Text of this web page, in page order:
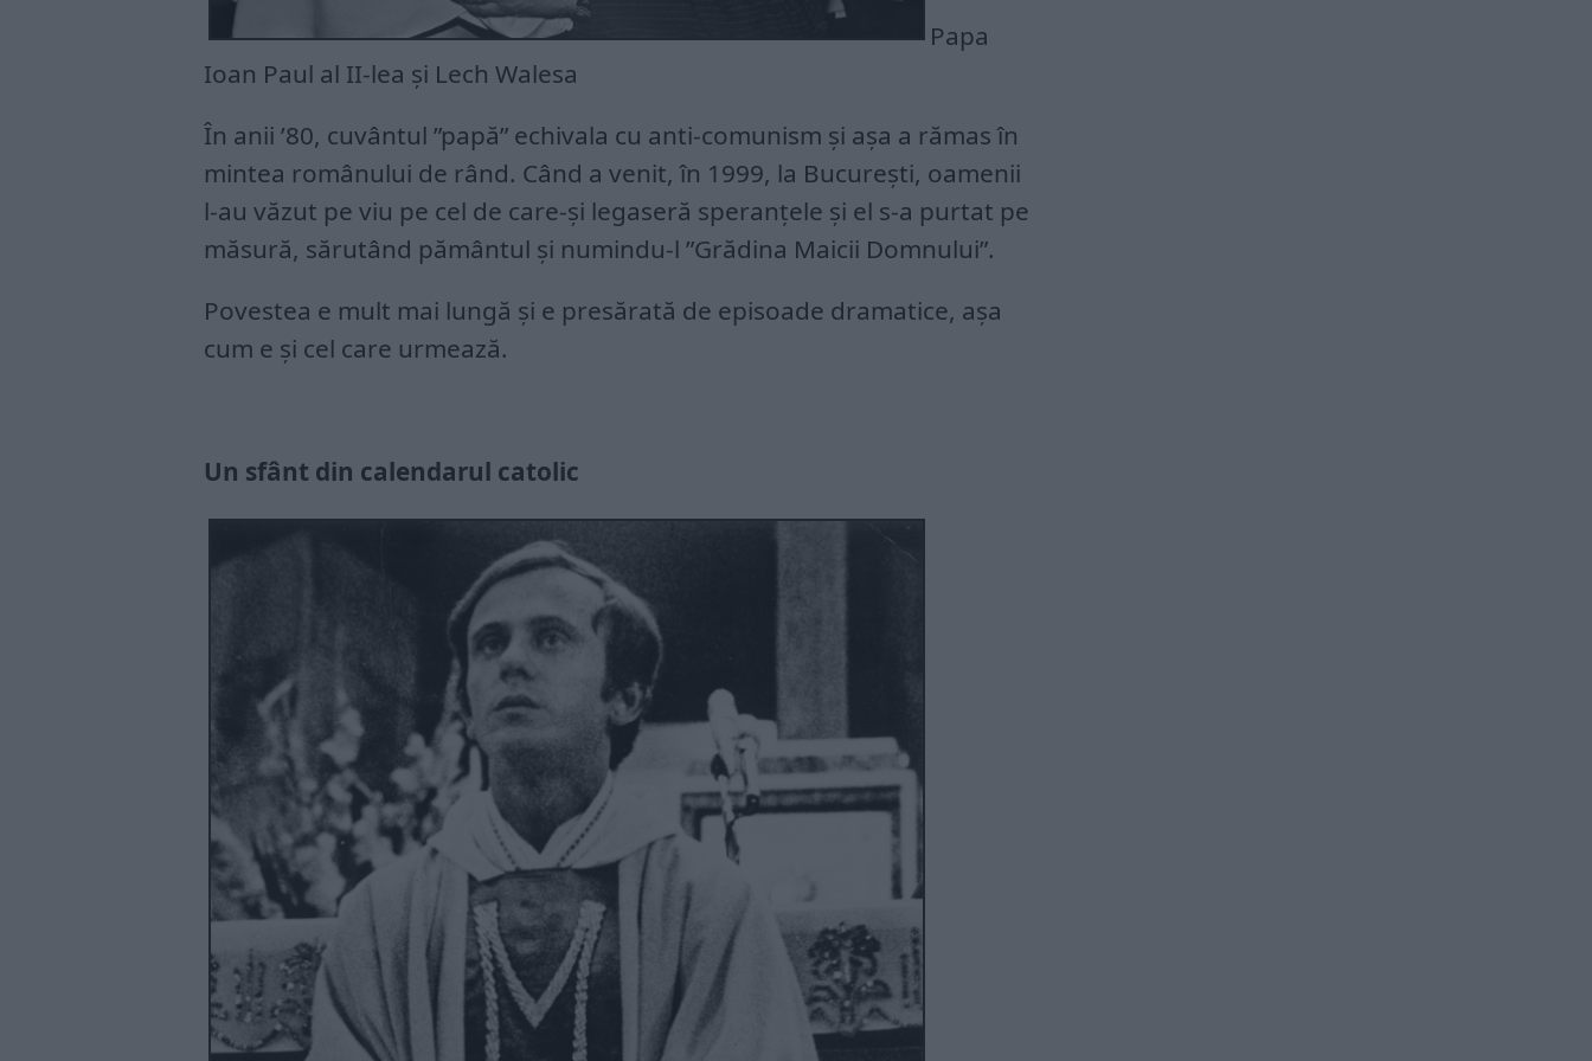
Papa
Ioan Paul al II-lea și Lech Walesa
În anii ’80, cuvântul ”papă” echivala cu anti-comunism și așa a rămas în
mintea românului de rând. Când a venit, în 1999, la București, oamenii
l-au văzut pe viu pe cel de care-și legaseră speranțele și el s-a purtat pe
măsură, sărutând pământul și numindu-l ”Grădina Maicii Domnului”.
Povestea e mult mai lungă și e presărată de episoade dramatice, așa
cum e și cel care urmează.
Un sfânt din calendarul catolic